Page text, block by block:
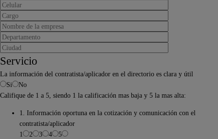
Servicio
La información del contratista/aplicador en el directorio es clara y útil
Si
No
Califique de 1 a 5, siendo 1 la calificación mas baja y 5 la mas alta:
1. Información oportuna en la cotización y comunicación con el
contratista/aplicador
1
2 3 4
5